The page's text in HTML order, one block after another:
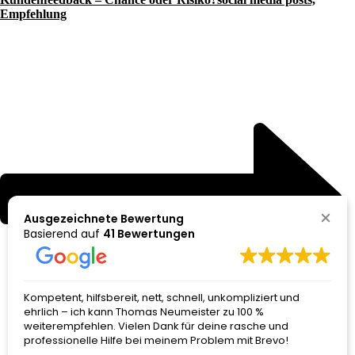
Empfehlung
Ausgezeichnete Bewertung
Basierend auf 41 Bewertungen
Kompetent, hilfsbereit, nett, schnell, unkompliziert und
ehrlich – ich kann Thomas Neumeister zu 100 %
weiterempfehlen. Vielen Dank für deine rasche und
professionelle Hilfe bei meinem Problem mit Brevo!